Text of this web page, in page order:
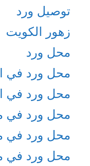
توصيل ورد
زهور الكويت
محل ورد
محل ورد في
محل ورد في
محل ورد في
محل ورد في
محل ورد في